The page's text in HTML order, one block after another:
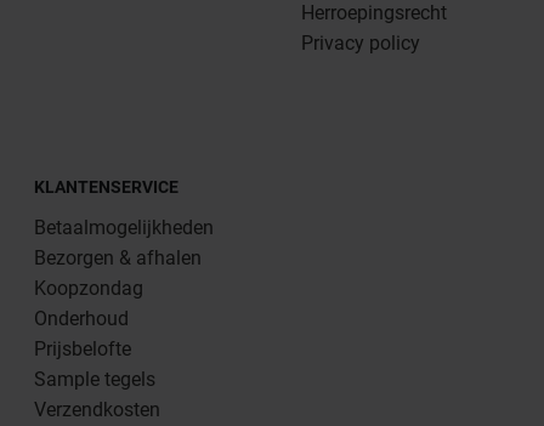
Herroepingsrecht
Privacy policy
KLANTENSERVICE
Betaalmogelijkheden
Bezorgen & afhalen
Koopzondag
Onderhoud
Prijsbelofte
Sample tegels
Verzendkosten